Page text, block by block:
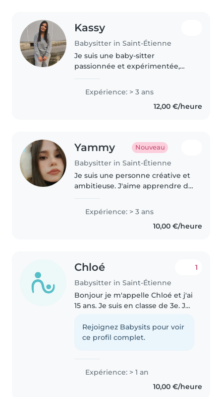
Kassy
Babysitter in Saint-Étienne
Je suis une baby-sitter
passionnée et expérimentée,
enfants avec dévouement et
créativité. Avec des stages
d'expérience auprès des bébés,
Expérience: > 3 ans
12,00 €/heure
Yammy Nouveau
Babysitter in Saint-Étienne
Je suis une personne créative et
ambitieuse. J'aime apprendre de
découvrir de nouvelles idées. Je
suis attentive aux détails.
Expérience: > 3 ans
10,00 €/heure
Chloé
Babysitter in Saint-Étienne
1
Bonjour je m'appelle Chloé et j'ai
15 ans. Je suis en classe de 3e. Je
afin de subvenir à mes besoins
secondaires. Je suis une jeune
Rejoignez Babysits pour voir
ce profil complet.
Expérience: > 1 an
10,00 €/heure